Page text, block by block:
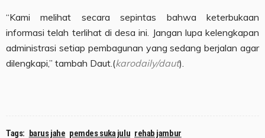
“Kami melihat secara sepintas bahwa keterbukaan
informasi telah terlihat di desa ini. Jangan lupa kelengkapan
administrasi setiap pembagunan yang sedang berjalan agar
dilengkapi,” tambah Daut.(karodaily/daut).
Tags: barus jahe pemdes suka julu rehab jambur